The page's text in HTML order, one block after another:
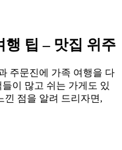
팁 – 맛집 위주
주문진에 가족 여행을 다
이 많고 쉬는 가게도 있
낀 점을 알려 드리자면,